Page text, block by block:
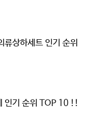
류상하세트 인기 순위
인기 순위 TOP 10 !!